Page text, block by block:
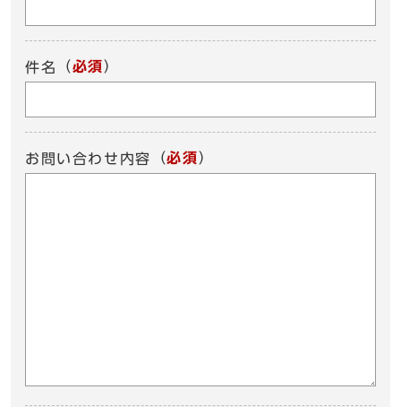
件名 （必須）
お問い合わせ内容 （必須）